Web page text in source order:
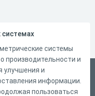
системах
системы
производительности и
улучшения и
информации.
пользоваться